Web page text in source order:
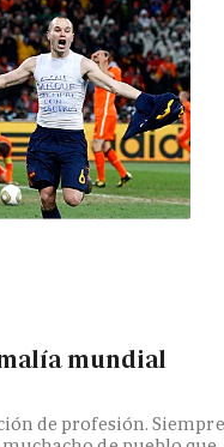
mundial
de profesión. Siempre